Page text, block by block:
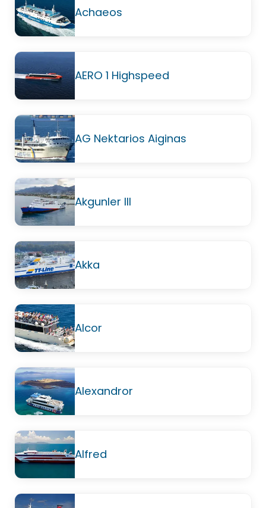
Achaeos
AERO 1 Highspeed
AG Nektarios Aiginas
Akgunler III
Akka
Alcor
Alexandror
Alfred